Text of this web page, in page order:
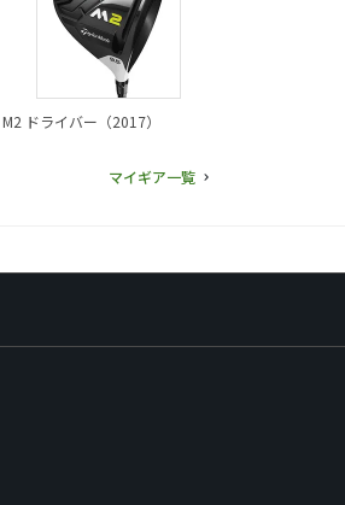
M2 ドライバー（2017）
マイギア一覧